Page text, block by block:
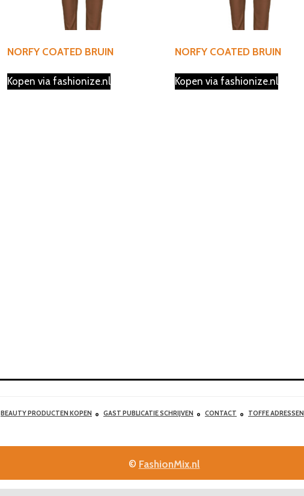
NORFY COATED BRUIN
Kopen via fashionize.nl
NORFY COATED BRUIN
Kopen via fashionize.nl
BEAUTY PRODUCTEN KOPEN GAST PUBLICATIE SCHRIJVEN CONTACT TOFFE ADRESSEN
© FashionMix.nl